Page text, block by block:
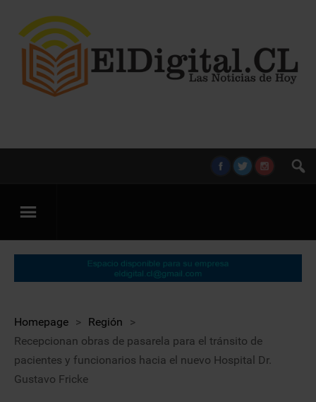
Homepage > Región
>
Recepcionan obras de pasarela para el tránsito de
pacientes y funcionarios hacia el nuevo Hospital Dr.
Gustavo Fricke